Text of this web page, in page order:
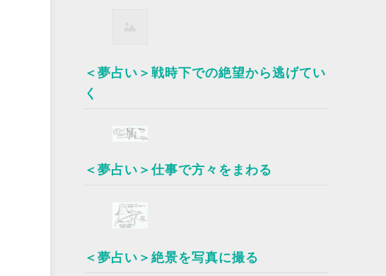
＜夢占い＞戦時下での絶望から逃げてい
く
＜夢占い＞仕事で方々をまわる
＜夢占い＞絶景を写真に撮る